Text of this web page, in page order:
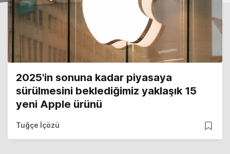
2025'in sonuna kadar piyasaya
sürülmesini beklediğimiz yaklaşık 15
yeni Apple ürünü
Tuğçe İçözü